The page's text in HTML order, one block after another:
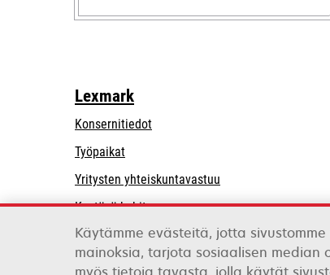
Lexmark
Konsernitiedot
Työpaikat
Yritysten yhteiskuntavastuu
new
tab
Kestävä kehitys
Lexmarkin kumppanit
Käytämme evästeitä, jotta
mainoksia, tarjota sosiaalisen median